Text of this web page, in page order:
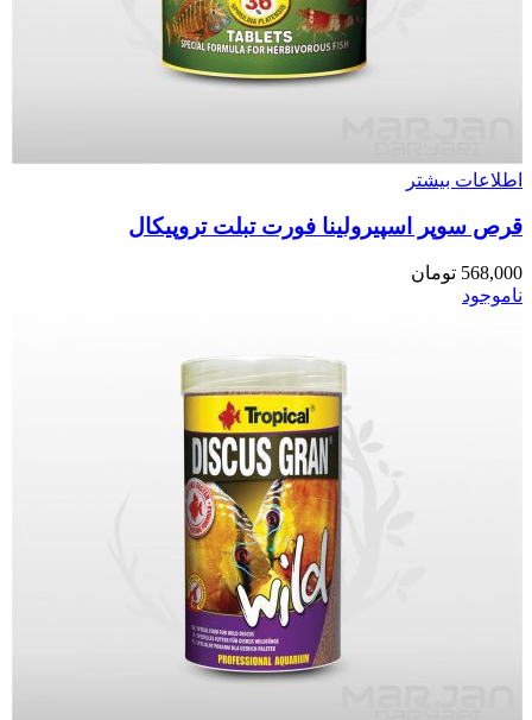
اطلاعات بیشتر
قرص سوپر اسپیرولینا فورت تبلت تروپیکال
568,000 تومان
ناموجود